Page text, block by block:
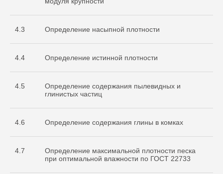
4.3 Определение насыпной плотности
4.4 Определение истинной плотности
4.5
Определение содержания пылевидных и
глинистых частиц
4.6 Определение содержания глины в комках
4.7
Определение максимальной плотности песка
при оптимальной влажности по ГОСТ 22733